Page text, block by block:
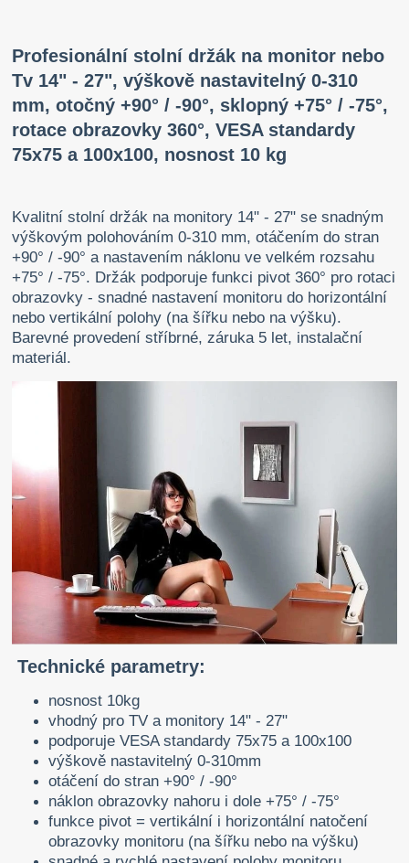
Profesionální stolní držák na monitor nebo
Tv 14" - 27", výškově nastavitelný 0-310
mm, otočný +90° / -90°, sklopný +75° / -75°,
rotace obrazovky 360°, VESA standardy
75x75 a 100x100, nosnost 10 kg
Kvalitní stolní držák na monitory 14" - 27" se snadným
výškovým polohováním 0-310 mm, otáčením do stran
+90° / -90° a nastavením náklonu ve velkém rozsahu
+75° / -75°. Držák podporuje funkci pivot 360° pro rotaci
obrazovky - snadné nastavení monitoru do horizontální
nebo vertikální polohy (na šířku nebo na výšku).
Barevné provedení stříbrné, záruka 5 let, instalační
materiál.
Technické parametry:
nosnost 10kg
vhodný pro TV a monitory 14" - 27"
podporuje VESA standardy 75x75 a 100x100
výškově nastavitelný 0-310mm
otáčení do stran +90° / -90°
náklon obrazovky nahoru i dole +75° / -75°
funkce pivot = vertikální i horizontální natočení
obrazovky monitoru (na šířku nebo na výšku)